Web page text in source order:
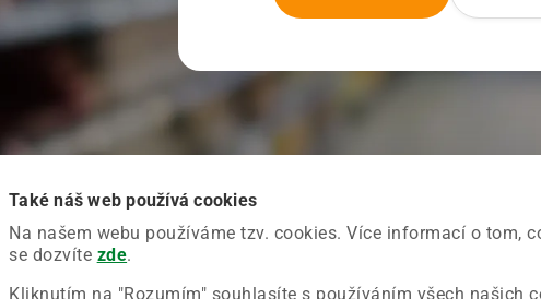
Také náš web používá cookies
Na našem webu používáme tzv. cookies. Více informací o tom,
se dozvíte zde.
Kliknutím na "Rozumím" souhlasíte s používáním všech našich